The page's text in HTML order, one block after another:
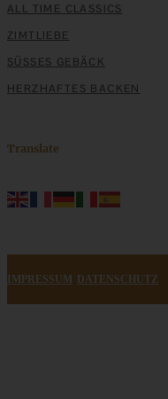
ALL TIME CLASSICS
ZIMTLIEBE
SÜSSES GEBÄCK
HERZHAFTES BACKEN
Translate
IMPRESSUM DATENSCHUTZ